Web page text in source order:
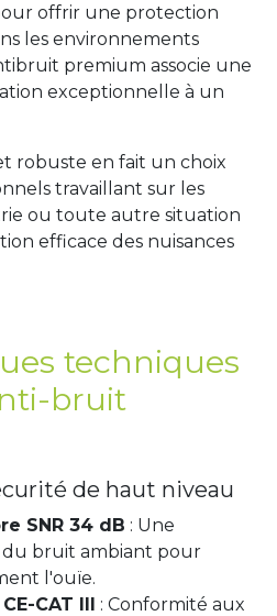
offrir une protection
les environnements
premium associe une
exceptionnelle à un
robuste en fait un choix
travaillant sur les
ou toute autre situation
efficace des nuisances
techniques
bruit
de haut niveau
SNR 34 dB : Une
bruit ambiant pour
l'ouïe.
CAT III : Conformité aux